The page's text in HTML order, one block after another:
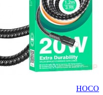
HOCO